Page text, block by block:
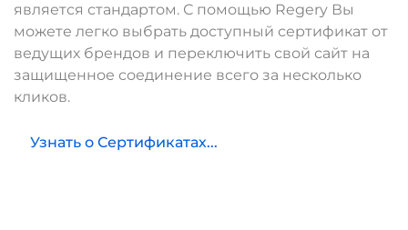
является стандартом. С помощью Regery Вы
можете легко выбрать доступный сертификат от
ведущих брендов и переключить свой сайт на
защищенное соединение всего за несколько
кликов.
Узнать о Сертификатах...